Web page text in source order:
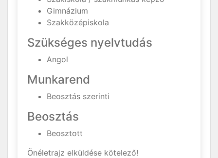
Gimnázium
Szakközépiskola
Szükséges nyelvtudás
Angol
Munkarend
Beosztás szerinti
Beosztás
Beosztott
Önéletrajz elküldése kötelező!